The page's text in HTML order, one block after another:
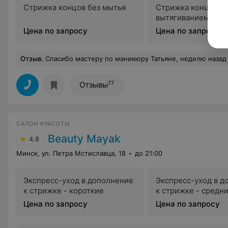
Стрижка концов без мытья
Цена по запросу
Стрижка концов
вытягиванием волос
Цена по запросу
Отзыв. Спасибо мастеру по маникюру Татьяне, неделю назад делала снятие, маникюр и долговременное покрытие - очень
Отзывы77
САЛОН КРАСОТЫ
4.8 Beauty Mayak
Минск, ул. Петра Мстиславца, 18 до 21:00
Экспресс-уход в дополнение
к стрижке - короткие
Цена по запросу
Экспресс-уход в
к стрижке -
Цена по запросу